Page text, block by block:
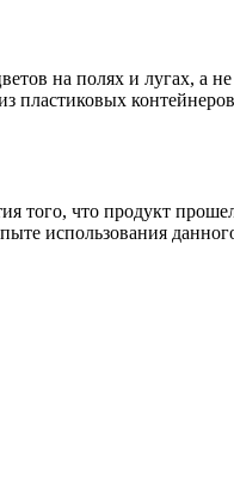
на полях и лугах, а
пластиковых
того, что продукт
использования